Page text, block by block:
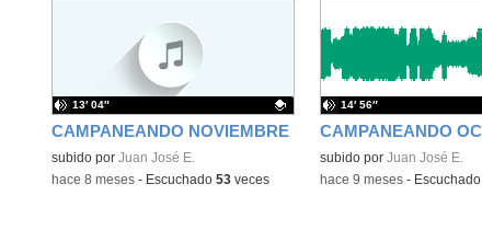
CAMPANEANDO NOVIEMBRE
Contenido educativo.
subido por Juan José E.
13′ 04″
-hace 8 meses- Escuchado 53veces
Contenido educativo.
subido por Juan José E.
14′ 56″
-hace 9 meses- Escuchado